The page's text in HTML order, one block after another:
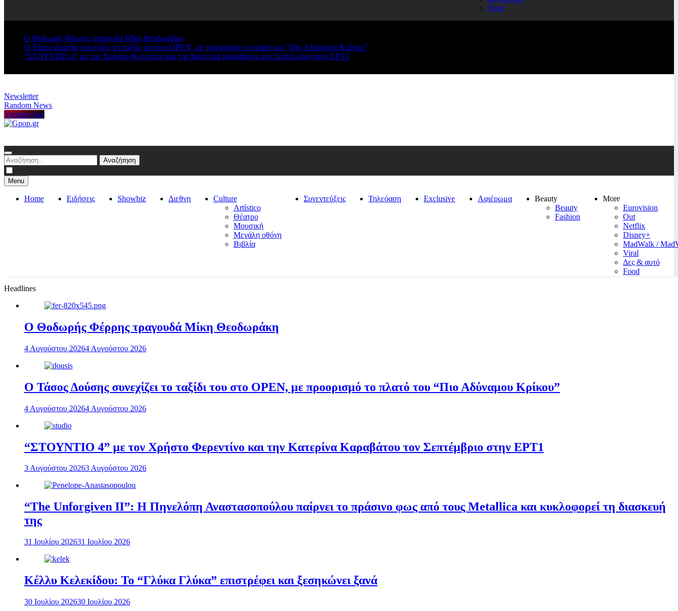
Food
Ο Θοδωρής Φέρρης τραγουδά Μίκη Θεοδωράκη
Ο Τάσος Δούσης συνεχίζει το ταξίδι του στο OPEN, με προορισμό το πλατό του “Πιο Αδύναμου Κρίκου”
“ΣΤΟΥΝΤΙΟ 4” με τον Χρήστο Φερεντίνο και την Κατερίνα Καραβάτου τον Σεπτέμβριο στην ΕΡΤ1
Newsletter
Random News
Youtube live
Αναζήτηση
για:
Menu
Home Ειδήσεις Showbiz Διεθνη
Culture
Artístico
Θέατρο
Μουσική
Μεγάλη οθόνη
Βιβλία
Συνεντεύξεις Τηλεόαση Exclusive Αφιέρωμα
Beauty
Beauty
Fashion
More
Eurovision
Out
Netflix
Disney+
MadWalk /
Viral
Δες & αυτό
Food
Headlines
Ο Θοδωρής Φέρρης τραγουδά Μίκη Θεοδωράκη
4 Αυγούστου 20264 Αυγούστου 2026
Ο Τάσος Δούσης συνεχίζει το ταξίδι του στο OPEN, με προορισμό το πλατό του “Πιο Αδύναμου Κρίκου”
4 Αυγούστου 20264 Αυγούστου 2026
“ΣΤΟΥΝΤΙΟ 4” με τον Χρήστο Φερεντίνο και την Κατερίνα Καραβάτου τον Σεπτέμβριο στην ΕΡΤ1
3 Αυγούστου 20263 Αυγούστου 2026
“The Unforgiven II”: Η Πηνελόπη Αναστασοπούλου παίρνει το πράσινο φως από τους Metallica και κυκλοφορεί τη διασκευή
της
31 Ιουλίου 202631 Ιουλίου 2026
Κέλλυ Κελεκίδου: Το “Γλύκα Γλύκα” επιστρέφει και ξεσηκώνει ξανά
30 Ιουλίου 202630 Ιουλίου 2026